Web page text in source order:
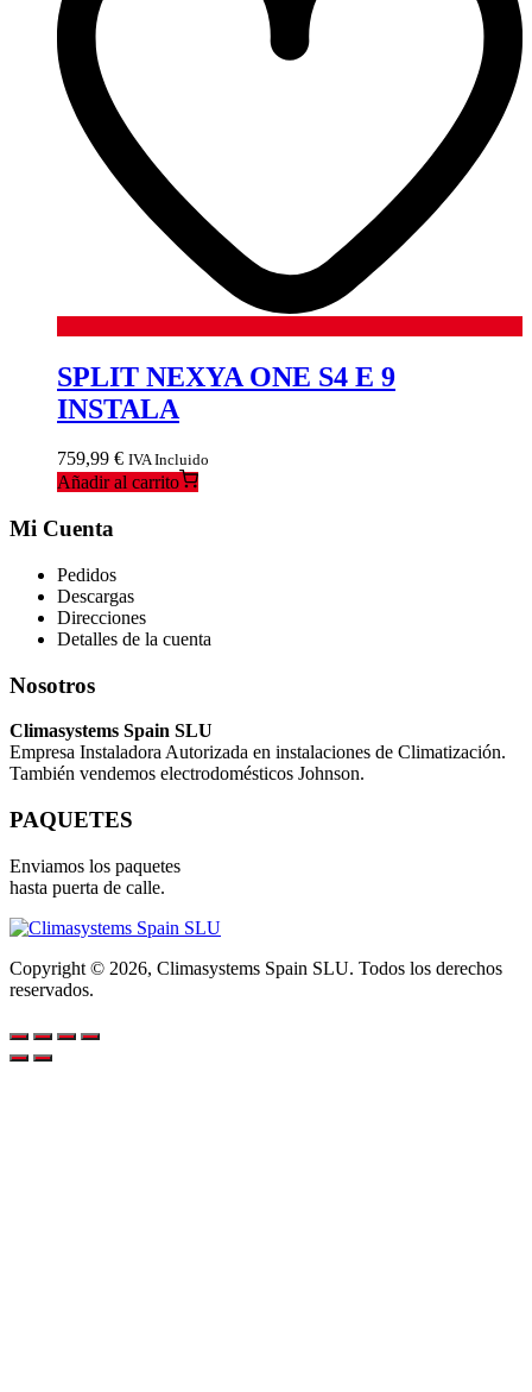
SPLIT NEXYA ONE S4 E 9
INSTALA
759,99 € IVA Incluido
Añadir al carrito
Mi Cuenta
Pedidos
Descargas
Direcciones
Detalles de la cuenta
Nosotros
Climasystems Spain SLU
Empresa Instaladora Autorizada en instalaciones de Climatización.
También vendemos electrodomésticos Johnson.
PAQUETES
Enviamos los paquetes
hasta puerta de calle.
Copyright © 2026, Climasystems Spain SLU. Todos los derechos
reservados.